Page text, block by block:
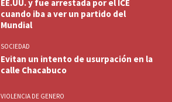
EE.UU. y fue arrestada por el ICE
cuando iba a ver un partido del
Mundial
SOCIEDAD
Evitan un intento de usurpación en la
calle Chacabuco
VIOLENCIA DE GENERO